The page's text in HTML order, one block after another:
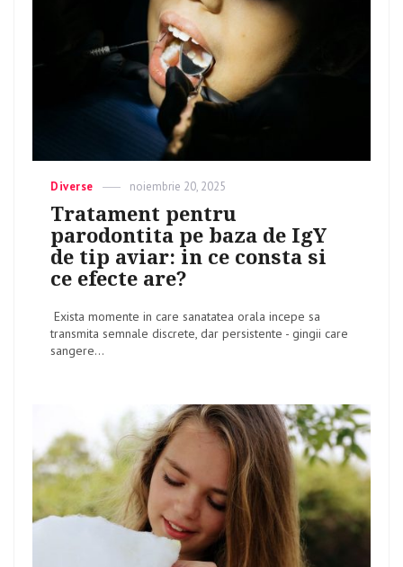
Categories
Diverse
Posted
noiembrie 20, 2025
Tratament pentru
parodontita pe baza de IgY
de tip aviar: in ce consta si
ce efecte are?
Exista momente in care sanatatea orala incepe sa
transmita semnale discrete, dar persistente - gingii care
sangere...